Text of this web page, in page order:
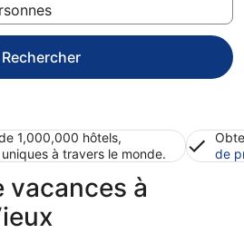
Rechercher
1,000,000 hôtels,
à travers le monde.
de
vacances à